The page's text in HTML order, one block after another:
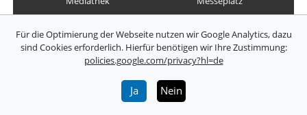
Marken
Branchen
Für die Optimierung der Webseite nutzen wir Google Analytics, dazu
sind Cookies erforderlich. Hierfür benötigen wir Ihre Zustimmung:
policies.google.com/privacy?hl=de
Ja Nein